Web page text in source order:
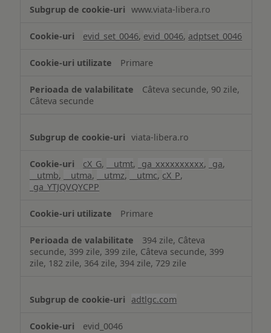
www.viata-libera.ro
evid_set_0046, evid_0046, adptset_0046
Primare
Câteva secunde, 90 zile,
Câteva secunde
viata-libera.ro
cX_G, __utmt, _ga_xxxxxxxxxx, _ga,
__utmb, __utma, __utmz, __utmc, cX_P,
_ga_YTJQVQYCPP
Primare
394 zile, Câteva
secunde, 399 zile, 399 zile, Câteva secunde, 399
zile, 182 zile, 364 zile, 394 zile, 729 zile
adtlgc.com
evid_0046